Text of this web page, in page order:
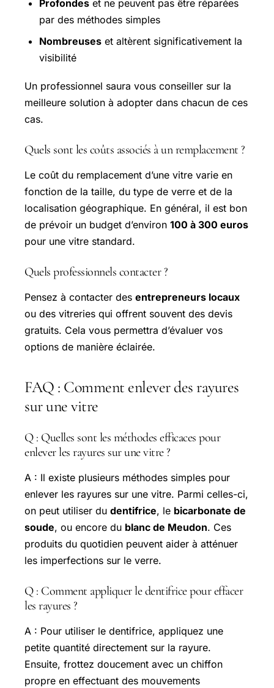
Profondes et ne peuvent pas être réparées
par des méthodes simples
Nombreuses et altèrent significativement la
visibilité
Un professionnel saura vous conseiller sur la
meilleure solution à adopter dans chacun de ces
cas.
Quels sont les coûts associés à un remplacement ?
Le coût du remplacement d’une vitre varie en
fonction de la taille, du type de verre et de la
localisation géographique. En général, il est bon
de prévoir un budget d’environ 100 à 300 euros
pour une vitre standard.
Quels professionnels contacter ?
Pensez à contacter des entrepreneurs locaux
ou des vitreries qui offrent souvent des devis
gratuits. Cela vous permettra d’évaluer vos
options de manière éclairée.
FAQ : Comment enlever des rayures
sur une vitre
Q : Quelles sont les méthodes efficaces pour
enlever les rayures sur une vitre ?
A : Il existe plusieurs méthodes simples pour
enlever les rayures sur une vitre. Parmi celles-ci,
on peut utiliser du dentifrice, le bicarbonate de
soude, ou encore du blanc de Meudon. Ces
produits du quotidien peuvent aider à atténuer
les imperfections sur le verre.
Q : Comment appliquer le dentifrice pour effacer
les rayures ?
A : Pour utiliser le dentifrice, appliquez une
petite quantité directement sur la rayure.
Ensuite, frottez doucement avec un chiffon
propre en effectuant des mouvements